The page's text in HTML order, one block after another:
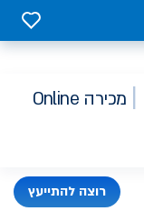
0
מכירה Online
רוצה להתייעץ